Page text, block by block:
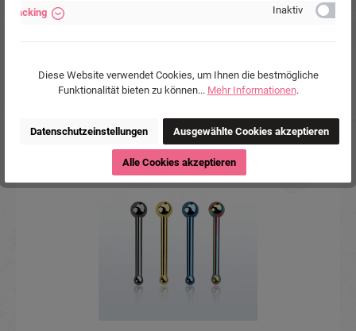
Produktgalerie überspringen
Accessory Items
Tracking Inaktiv
Diese Website verwendet Cookies, um Ihnen die bestmögliche
Funktionalität bieten zu können... Mehr Informationen.
Datenschutzeinstellungen Ausgewählte Cookies akzeptieren
Alle Cookies akzeptieren